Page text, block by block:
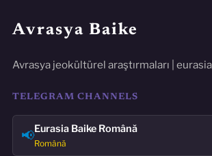
Avrasya Baike
Avrasya jeokültürel araştırmaları |
TELEGRAM CHANNELS
📢Eurasia Baike Română
Română